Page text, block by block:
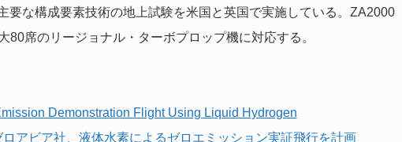
要な構成要素技術の地上試験を米国と英国で実施している。ZA2000
席のリージョナル・ターボプロップ機に対応する。
Demonstration Flight Using Liquid Hydrogen
アビア社、液体水素によるゼロエミッション実証飛行を計画